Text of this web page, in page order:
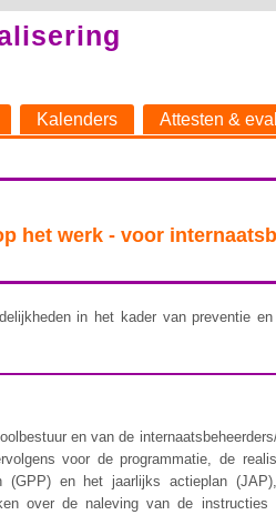
Kalenders Attesten &
het werk - voor
in het kader van preventie
en van de
voor de programmatie, de
en het jaarlijks actieplan
over de naleving van de